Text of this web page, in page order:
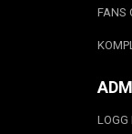
FANS
LOGG